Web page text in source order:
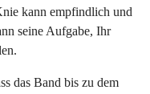
kann empfindlich und
seine Aufgabe, Ihr
das Band bis zu dem